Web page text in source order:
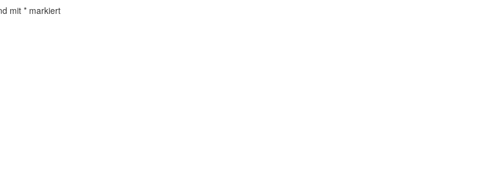
mit* markiert